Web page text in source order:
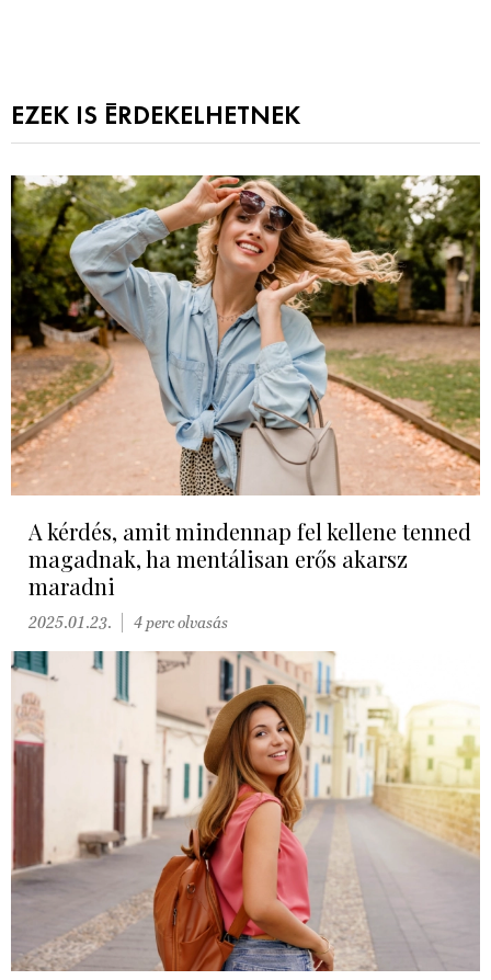
EZEK IS ÉRDEKELHETNEK
A kérdés, amit mindennap fel kellene tenned
magadnak, ha mentálisan erős akarsz
maradni
2025.01.23. 4 perc olvasás